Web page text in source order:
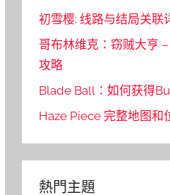
初雪樱: 线路与结局关联
哥布林维克：窃贼大亨
攻略
Blade Ball：如何获得
Haze Piece 完整地图和
熱門主題